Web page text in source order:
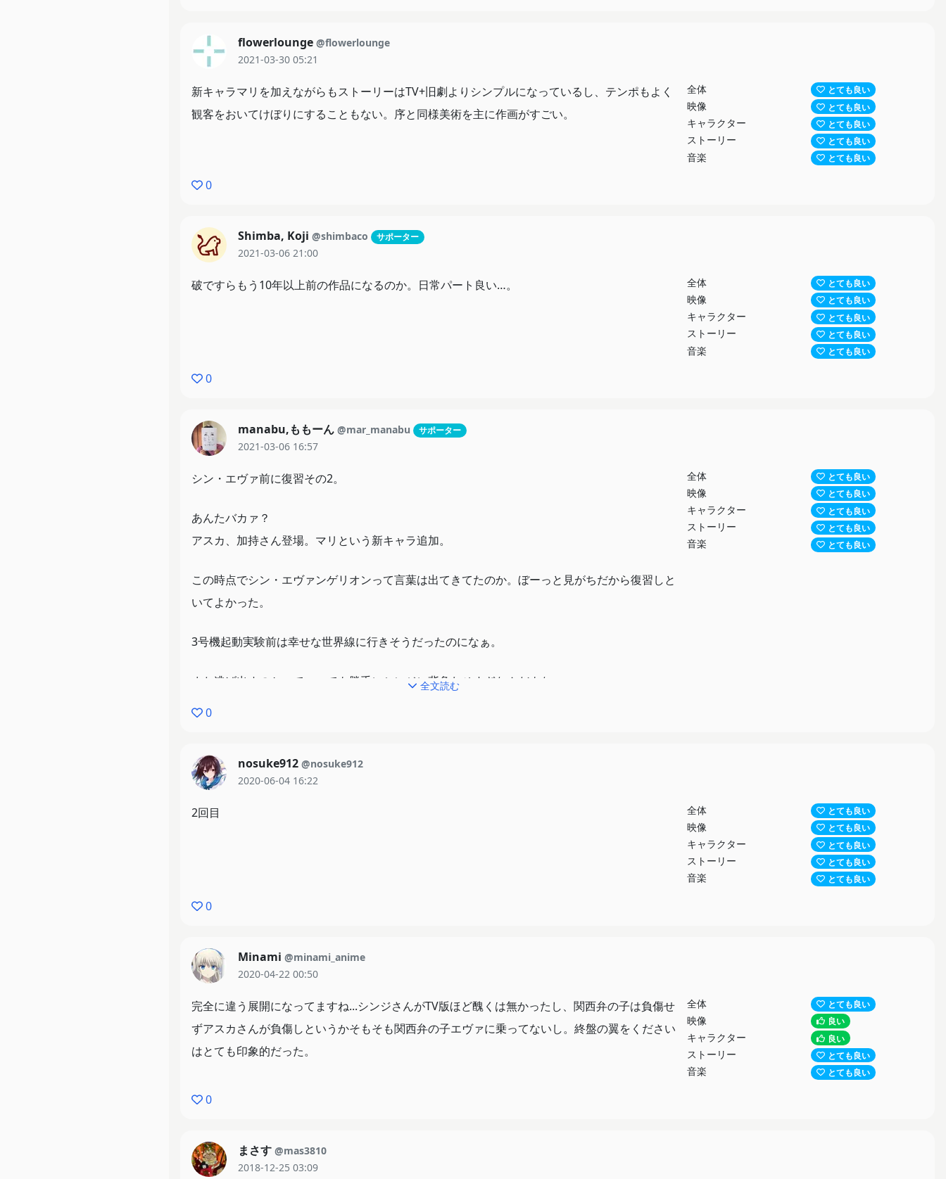
flowerlounge @flowerlounge
2021-03-30 05:21
全体 とても良い
映像 とても良い
キャラクター とても良い
ストーリー とても良い
音楽 とても良い
新キャラマリを加えながらもストーリーはTV+旧劇よりシンプルになっているし、テンポもよく
観客をおいてけぼりにすることもない。序と同様美術を主に作画がすごい。
0
Shimba, Koji @shimbaco サポーター
2021-03-06 21:00
全体 とても良い
映像 とても良い
キャラクター とても良い
ストーリー とても良い
音楽 とても良い
破ですらもう10年以上前の作品になるのか。日常パート良い…。
0
manabu,ももーん @mar_manabu サポーター
2021-03-06 16:57
全体 とても良い
映像 とても良い
キャラクター とても良い
ストーリー とても良い
音楽 とても良い
シン・エヴァ前に復習その2。
あんたバカァ？
アスカ、加持さん登場。マリという新キャラ追加。
この時点でシン・エヴァンゲリオンって言葉は出てきてたのか。ぼーっと見がちだから復習しと
いてよかった。
3号機起動実験前は幸せな世界線に行きそうだったのになぁ。
また逃げ出すのかっていっても勝手にシンジに背負わせすぎなんだよなぁ。
全文読む
0
nosuke912 @nosuke912
2020-06-04 16:22
全体 とても良い
映像 とても良い
キャラクター とても良い
ストーリー とても良い
音楽 とても良い
2回目
0
Minami @minami_anime
2020-04-22 00:50
全体 とても良い
映像 良い
キャラクター 良い
ストーリー とても良い
音楽 とても良い
完全に違う展開になってますね...シンジさんがTV版ほど醜くは無かったし、関西弁の子は負傷せ
ずアスカさんが負傷しというかそもそも関西弁の子エヴァに乗ってないし。終盤の翼をください
はとても印象的だった。
0
まさす @mas3810
2018-12-25 03:09